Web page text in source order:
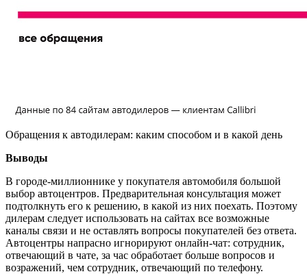
Обращения к автодилерам: каким способом и в какой день
Выводы
В городе-миллионнике у покупателя автомобиля большой
выбор автоцентров. Предварительная консультация может
подтолкнуть его к решению, в какой из них поехать. Поэтому
дилерам следует использовать на сайтах все возможные
каналы связи и не оставлять вопросы покупателей без ответа.
Автоцентры напрасно игнорируют онлайн-чат: сотрудник,
отвечающий в чате, за час обработает больше вопросов и
возражений, чем сотрудник, отвечающий по телефону.